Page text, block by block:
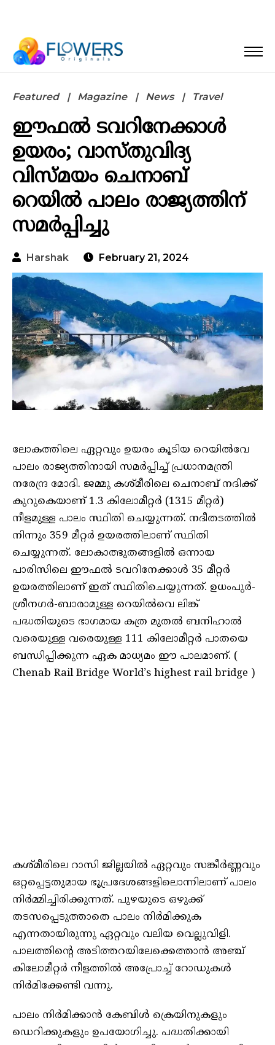
Featured Magazine News Travel
ഈഫൽ ടവറിനേക്കാൾ
ഉയരം; വാസ്തുവിദ്യ
വിസ്മയം ചെനാബ്
റെയിൽ പാലം രാജ്യത്തിന്
സമർപ്പിച്ചു
Harshak February 21, 2024
ലോകത്തിലെ ഏറ്റവും ഉയരം കൂടിയ റെയില്‍വേ
പാലം രാജ്യത്തിനായി സമര്‍പ്പിച്ച് പ്രധാനമന്ത്രി
നരേന്ദ്ര മോദി. ജമ്മു കശ്മീരിലെ ചെനാബ് നദിക്ക്
കുറുകെയാണ് 1.3 കിലോമീറ്റര്‍ (1315 മീറ്റർ)
നീളമുള്ള പാലം സ്ഥിതി ചെയ്യുന്നത്. നദീതടത്തില്‍
നിന്നും 359 മീറ്റര്‍ ഉയരത്തിലാണ് സ്ഥിതി
ചെയ്യുന്നത്. ലോകാത്ഭുതങ്ങളില്‍ ഒന്നായ
പാരിസിലെ ഈഫല്‍ ടവറിനേക്കാള്‍ 35 മീറ്റര്‍
ഉയരത്തിലാണ് ഇത് സ്ഥിതിചെയ്യുന്നത്. ഉധംപുര്‍-
ശ്രീനഗര്‍-ബാരാമുള്ള റെയില്‍വെ ലിങ്ക്
പദ്ധതിയുടെ ഭാഗമായ കത്ര മുതല്‍ ബനിഹാല്‍
വരെയുള്ള വരെയുള്ള 111 കിലോമീറ്റര്‍ പാതയെ
ബന്ധിപ്പിക്കുന്ന ഏക മാധ്യമം ഈ പാലമാണ്. (
Chenab Rail Bridge World’s highest rail bridge )
കശ്മീരിലെ റാസി ജില്ലയില്‍ ഏറ്റവും സങ്കീര്‍ണ്ണവും
ഒറ്റപ്പെട്ടതുമായ ഭൂപ്രദേശങ്ങളിലൊന്നിലാണ് പാലം
നിര്‍മ്മിച്ചിരിക്കുന്നത്. പുഴയുടെ ഒഴുക്ക്
തടസപ്പെടുത്താതെ പാലം നിര്‍മിക്കുക
എന്നതായിരുന്നു ഏറ്റവും വലിയ വെല്ലുവിളി.
പാലത്തിന്റെ അടിത്തറയിലേക്കെത്താന്‍ അഞ്ച്
കിലോമീറ്റര്‍ നീളത്തില്‍ അപ്രോച്ച് റോഡുകള്‍
നിര്‍മിക്കേണ്ടി വന്നു.
പാലം നിര്‍മിക്കാന്‍ കേബിള്‍ ക്രെയിനുകളും
ഡെറിക്കുകളും ഉപയോഗിച്ചു. പദ്ധതിക്കായി